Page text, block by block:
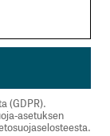
(GDPR).
asetuksen